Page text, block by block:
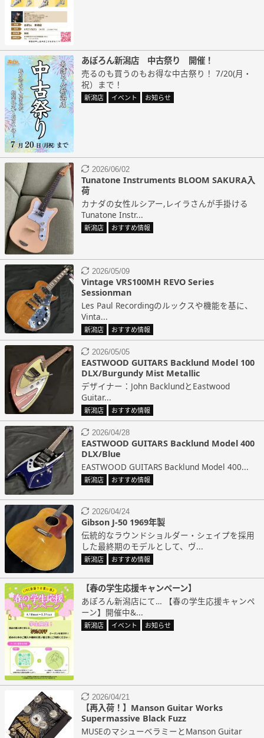
あぽろん新潟店 中古祭り 開催！
売るのも買うのもお得な中古祭り！ 7/20(月・
祝）まで！
新潟店 イベント お知らせ
2026/06/02
Tunatone Instruments BLOOM SAKURA入
荷
カナダの女性ルシアー,レイラさんが手掛ける
Tunatone Instr...
新潟店 おすすめ情報
2026/05/09
Vintage VRS100MH REVO Series
Sessionman
Les Paul Recordingのルックスや機能を基に、
Vinta...
新潟店 おすすめ情報
2026/05/05
EASTWOOD GUITARS Backlund Model 100
DLX/Burgundy Mist Metallic
デザイナー：John BacklundとEastwood
Guitar...
新潟店 おすすめ情報
2026/04/28
EASTWOOD GUITARS Backlund Model 400
DLX/Blue
EASTWOOD GUITARS Backlund Model 400...
新潟店 おすすめ情報
2026/04/24
Gibson J-50 1969年製
伝統的なラウンドショルダー・シェイプを採用
した最終期のモデルとして、ヴ...
新潟店 おすすめ情報
【春の学生応援キャンペーン】
あぽろん新潟店にて… 【春の学生応援キャンペ
ーン】開催中&...
新潟店 イベント お知らせ
2026/04/21
【再入荷！】Manson Guitar Works
Supermassive Black Fuzz
MUSEのマシューベラミーとManson Guitar